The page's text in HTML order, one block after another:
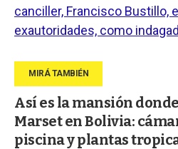
canciller, Francisco Bustillo,
exautoridades, como
Así es la mansión
Marset en Bolivia:
piscina y plantas